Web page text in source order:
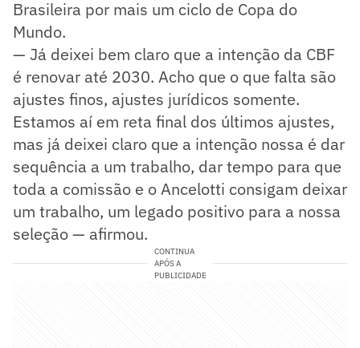
Brasileira por mais um ciclo de Copa do
Mundo.
— Já deixei bem claro que a intenção da CBF
é renovar até 2030. Acho que o que falta são
ajustes finos, ajustes jurídicos somente.
Estamos aí em reta final dos últimos ajustes,
mas já deixei claro que a intenção nossa é dar
sequência a um trabalho, dar tempo para que
toda a comissão e o Ancelotti consigam deixar
um trabalho, um legado positivo para a nossa
seleção — afirmou.
CONTINUA
APÓS A
PUBLICIDADE